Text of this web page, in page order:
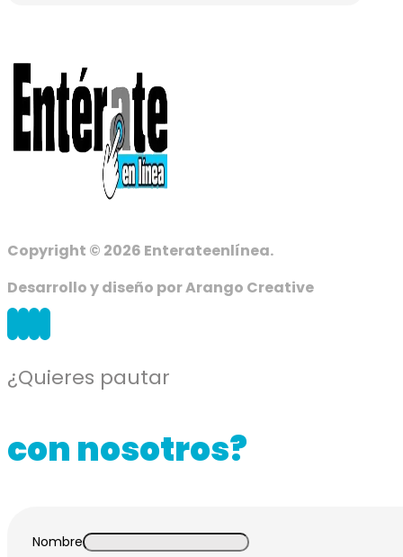
Copyright © 2026 Enterateenlínea.
Desarrollo y diseño por Arango Creative
¿Quieres pautar
con nosotros?
Nombre